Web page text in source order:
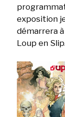
exposition
démarrera
Loup en